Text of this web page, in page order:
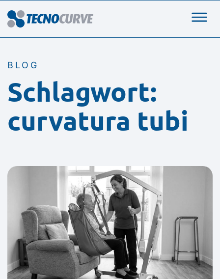
BLOG
Schlagwort:
curvatura tubi